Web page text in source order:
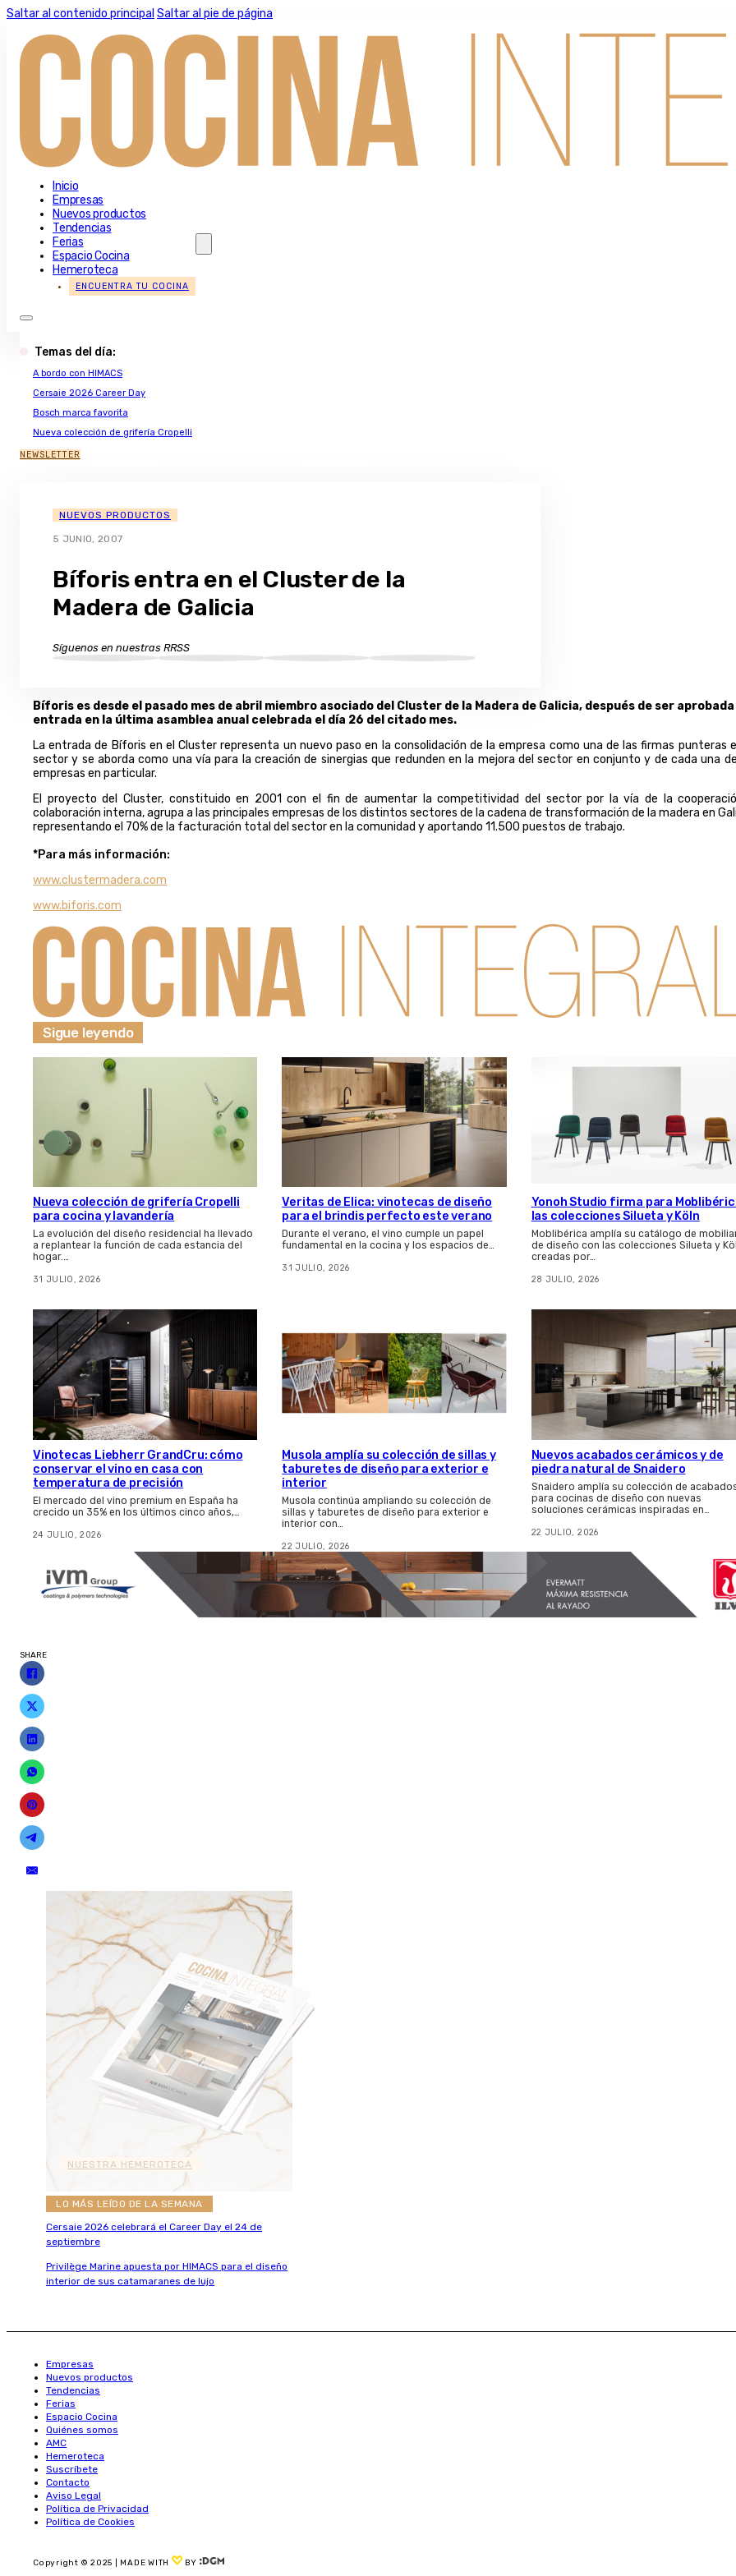
Saltar al contenido principal Saltar al pie de página
Inicio
Empresas
Nuevos productos
Tendencias
Ferias
Espacio Cocina
Hemeroteca
ENCUENTRA TU COCINA
Temas del día:
A bordo con HIMACS
Cersaie 2026 Career Day
Bosch marca favorita
Nueva colección de grifería Cropelli
NEWSLETTER
NUEVOS PRODUCTOS
5 JUNIO, 2007
Bíforis entra en el Cluster de la
Madera de Galicia
Síguenos en nuestras RRSS
Bíforis es desde el pasado mes de abril miembro asociado del Cluster de la Madera de Galicia, después de ser aprobada
entrada en la última asamblea anual celebrada el día 26 del citado mes.
La entrada de Bíforis en el Cluster representa un nuevo paso en la consolidación de la empresa como una de las firmas punteras
sector y se aborda como una vía para la creación de sinergias que redunden en la mejora del sector en conjunto y de cada una
empresas en particular.
El proyecto del Cluster, constituido en 2001 con el fin de aumentar la competitividad del sector por la vía de la
colaboración interna, agrupa a las principales empresas de los distintos sectores de la cadena de transformación de la madera en
representando el 70% de la facturación total del sector en la comunidad y aportando 11.500 puestos de trabajo.
*Para más información:
www.clustermadera.com
www.biforis.com
Sigue leyendo
Nueva colección de grifería Cropelli
para cocina y lavandería
La evolución del diseño residencial ha llevado
a replantear la función de cada estancia del
hogar.…
31 JULIO, 2026
Veritas de Elica: vinotecas de diseño
para el brindis perfecto este verano
Durante el verano, el vino cumple un papel
fundamental en la cocina y los espacios de…
31 JULIO, 2026
Yonoh Studio firma para
las colecciones Silueta y Köln
Moblibérica amplía su catálogo de
de diseño con las colecciones Silueta y
creadas por…
28 JULIO, 2026
Vinotecas Liebherr GrandCru: cómo
conservar el vino en casa con
temperatura de precisión
El mercado del vino premium en España ha
crecido un 35% en los últimos cinco años,…
24 JULIO, 2026
Musola amplía su colección de sillas y
taburetes de diseño para exterior e
interior
Musola continúa ampliando su colección de
sillas y taburetes de diseño para exterior e
interior con…
22 JULIO, 2026
Nuevos acabados cerámicos y de
piedra natural de Snaidero
Snaidero amplía su colección de
para cocinas de diseño con nuevas
soluciones cerámicas inspiradas en…
22 JULIO, 2026
SHARE
NUESTRA HEMEROTECA
LO MÁS LEÍDO DE LA SEMANA
Cersaie 2026 celebrará el Career Day el 24 de
septiembre
Privilège Marine apuesta por HIMACS para el diseño
interior de sus catamaranes de lujo
Empresas
Nuevos productos
Tendencias
Ferias
Espacio Cocina
Quiénes somos
AMC
Hemeroteca
Suscríbete
Contacto
Aviso Legal
Política de Privacidad
Política de Cookies
Copyright © 2025 | MADE WITH BY